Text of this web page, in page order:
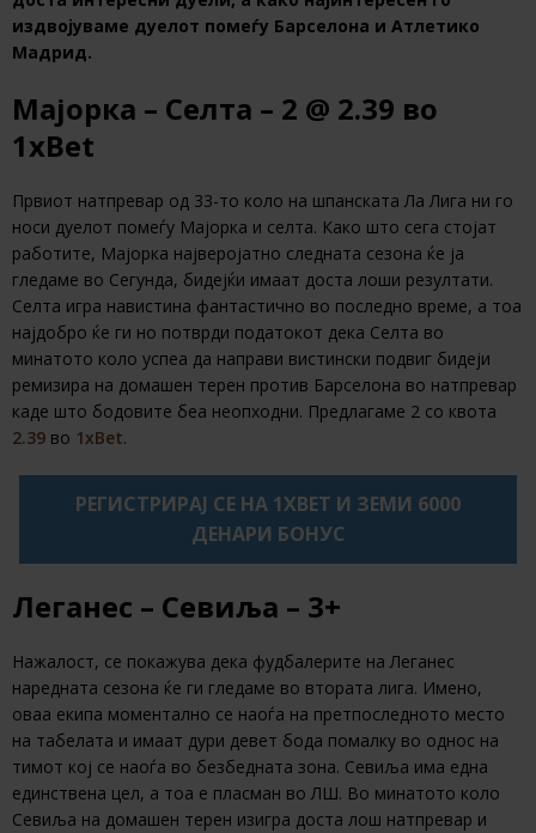
издвојуваме дуелот помеѓу Барселона и Атлетико
Мадрид.
Мајорка – Селта – 2 @ 2.39 во
1xBet
Првиот натпревар од 33-то коло на шпанската Ла Лига ни го
носи дуелот помеѓу Мајорка и селта. Како што сега стојат
работите, Мајорка најверојатно следната сезона ќе ја
гледаме во Сегунда, бидејќи имаат доста лоши резултати.
Селта игра навистина фантастично во последно време, а тоа
најдобро ќе ги но потврди податокот дека Селта во
минатото коло успеа да направи вистински подвиг бидеји
ремизира на домашен терен против Барселона во натпревар
каде што бодовите беа неопходни. Предлагаме 2 со квота
2.39 во 1xBet.
РЕГИСТРИРАЈ СЕ НА 1XBET И ЗЕМИ 6000
ДЕНАРИ БОНУС
Леганес – Севиља – 3+
Нажалост, се покажува дека фудбалерите на Леганес
наредната сезона ќе ги гледаме во втората лига. Имено,
оваа екипа моментално се наоѓа на претпоследното место
на табелата и имаат дури девет бода помалку во однос на
тимот кој се наоѓа во безбедната зона. Севиља има една
единствена цел, а тоа е пласман во ЛШ. Во минатото коло
Севиља на домашен терен изигра доста лош натпревар и